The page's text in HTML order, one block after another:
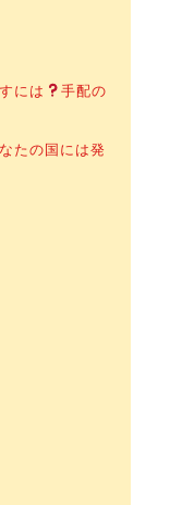
には
手配の
たの国には発